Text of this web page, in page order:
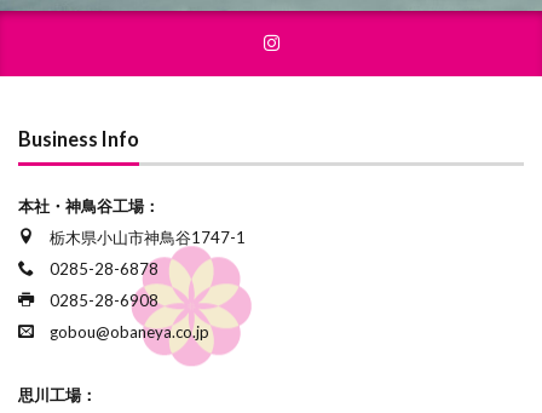
Business Info
本社・神鳥谷工場：
栃木県小山市神鳥谷1747-1
0285-28-6878
0285-28-6908
gobou@obaneya.co.jp
思川工場：